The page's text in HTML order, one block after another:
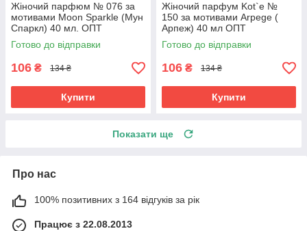
Жіночий парфюм № 076 за
мотивами Moon Sparkle (Мун
Спаркл) 40 мл. ОПТ
Готово до відправки
106 ₴ 134 ₴
Купити
Жіночий парфум Kot`e №
150 за мотивами Arpege (
Арпеж) 40 мл ОПТ
Готово до відправки
106 ₴ 134 ₴
Купити
Показати ще
Про нас
100% позитивних з 164 відгуків за рік
Працює з 22.08.2013